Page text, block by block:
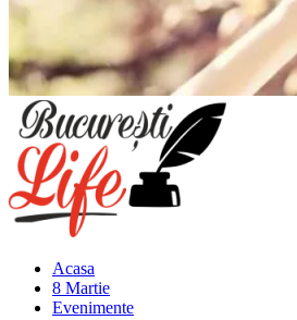
Meniu
principal
Acasa
8 Martie
Evenimente